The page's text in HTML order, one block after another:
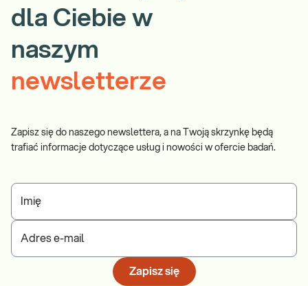
dla Ciebie w
naszym
newsletterze
Zapisz się do naszego newslettera, a na Twoją skrzynkę będą
trafiać informacje dotyczące usług i nowości w ofercie badań.
Imię
Adres e-mail
Zapisz się